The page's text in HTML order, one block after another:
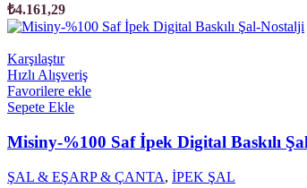
₺4.161,29
Karşılaştır
Hızlı Alışveriş
Favorilere ekle
Sepete Ekle
Misiny-%100 Saf İpek Digital Baskılı
ŞAL & EŞARP & ÇANTA, İPEK ŞAL